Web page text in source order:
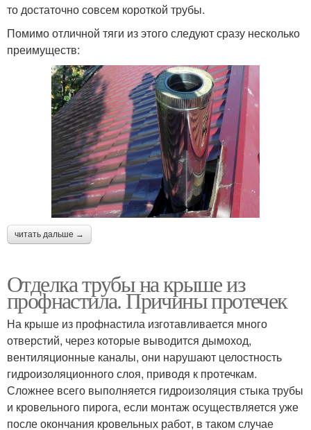
то достаточно совсем короткой трубы.
Помимо отличной тяги из этого следуют сразу несколько
преимуществ:
читать дальше →
Отделка трубы на крыше из
профнастила. Причины протечек
На крыше из профнастила изготавливается много
отверстий, через которые выводится дымоход,
вентиляционные каналы, они нарушают целостность
гидроизоляционного слоя, приводя к протечкам.
Сложнее всего выполняется гидроизоляция стыка трубы
и кровельного пирога, если монтаж осуществляется уже
после окончания кровельных работ, в таком случае